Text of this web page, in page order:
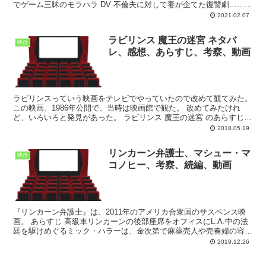
でゲーム三昧のモラハラ DV 不倫夫に対して妻が企てた復讐劇……。
2021.02.07
映画
ラビリンス 魔王の迷宮 ネタバ
レ、感想、あらすじ、考察、動画
ラビリンスっていう映画をテレビでやっていたので改めて観てみた。
この映画、1986年公開で、当時は映画館で観た。 改めてみたけれ
ど、いろいろと発見があった。 ラビリンス 魔王の迷宮 のあらすじ
2018.05.19
映画
リンカーン弁護士、マシュー・マ
コノヒー、考察、続編、動画
『リンカーン弁護士』は、2011年のアメリカ合衆国のサスペンス映
画。 あらすじ 高級車リンカーンの後部座席をオフィスにL.A.中の法
廷を駆けめぐるミック・ハラーは、金次第で麻薬売人や売春婦の容疑
2019.12.26